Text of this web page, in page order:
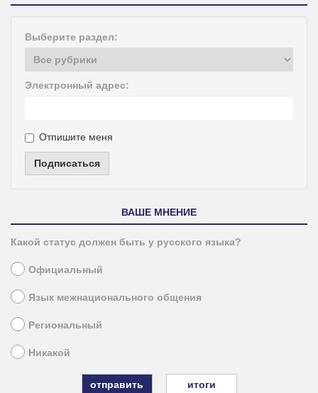
Выберите раздел:
Электронный адрес:
Отпишите меня
Подписаться
ВАШЕ МНЕНИЕ
Какой статус должен быть у русского языка?
Официальный
Язык межнационального общения
Региональный
Никакой
итоги